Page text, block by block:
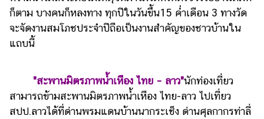
ก็ตาม บางคนก็หลงทาง ทุกปีในวันขึ้น15 ค่ำเดือน 3 ทางวัด
จะจัดงานสมโภชประจำปีถือเป็นงานสำคัญของชาวบ้านใน
แถบนี้
"สะพานมิตรภาพน้ำเหือง ไทย – ลาว"นักท่องเที่ยว
สามารถข้ามสะพานมิตรภาพน้ำเหือง ไทย-ลาว ไปเที่ยว
สปป.ลาวได้ที่ด่านพรมแดนบ้านนากระเช็ง ด่านศุลกากรท่าลี่